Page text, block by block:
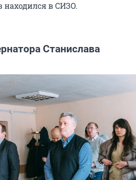
находился в СИЗО.
Станислава